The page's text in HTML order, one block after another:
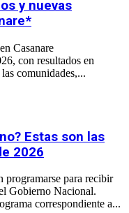
y nuevas
Casanare
con resultados en
comunidades,...
Estas son las
2026
programarse para recibir
Gobierno Nacional.
correspondiente a...